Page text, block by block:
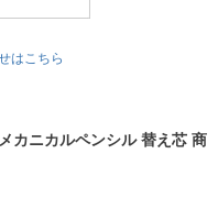
はこちら
カニカルペンシル 替え芯 商